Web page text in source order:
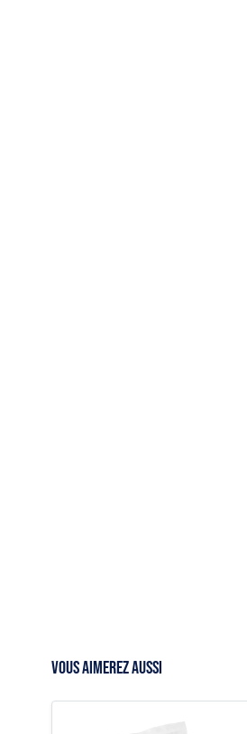
VOUS AIMEREZ AUSSI